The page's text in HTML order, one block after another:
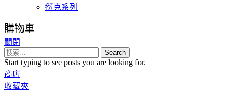
鯊克系列
購物車
關閉
Search
Start typing to see posts you are looking for.
商店
收藏夾